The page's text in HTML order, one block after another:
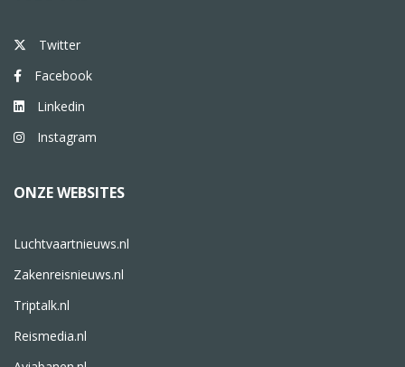
Twitter
Facebook
Linkedin
Instagram
ONZE WEBSITES
Luchtvaartnieuws.nl
Zakenreisnieuws.nl
Triptalk.nl
Reismedia.nl